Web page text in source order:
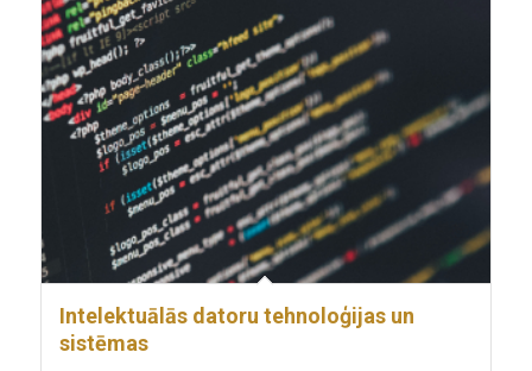
Intelektuālās datoru tehnoloģijas un
sistēmas